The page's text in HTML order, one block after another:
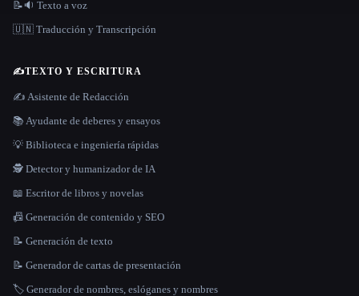
📝🔉 Texto a voz
🇺🇳 Traducción y Transcripción
✍️TEXTO Y ESCRITURA
✍️ Asistente de Redacción
📚 Ayudante de deberes y ensayos
💡 Biblioteca e ingeniería rápidas
🕵️ Detector y humanizador de IA
📖 Escritor de libros y novelas
📠 Generación de contenido y SEO
📝 Generación de texto
📝 Generador de cartas de presentación
🏷️ Generador de nombres, eslóganes y nombres